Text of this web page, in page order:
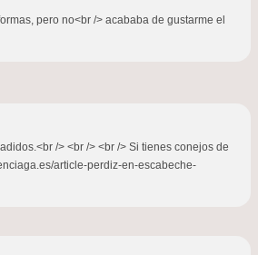
pero no<br /> acababa de gustarme el
/> <br /> <br /> Si tienes conejos de
article-perdiz-en-escabeche-